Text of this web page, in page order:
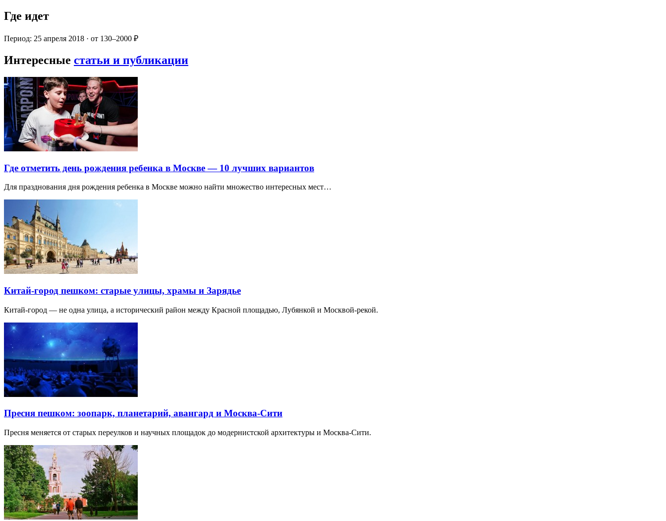
Где идет
Период: 25 апреля 2018 · от 130–2000 ₽
Интересные статьи и публикации
Где отметить день рождения ребенка в Москве — 10 лучших вариантов
Для празднования дня рождения ребенка в Москве можно найти множество интересных мест…
Китай-город пешком: старые улицы, храмы и Зарядье
Китай-город — не одна улица, а исторический район между Красной площадью, Лубянкой и Москвой-рекой.
Пресня пешком: зоопарк, планетарий, авангард и Москва-Сити
Пресня меняется от старых переулков и научных площадок до модернистской архитектуры и Москва-Сити.